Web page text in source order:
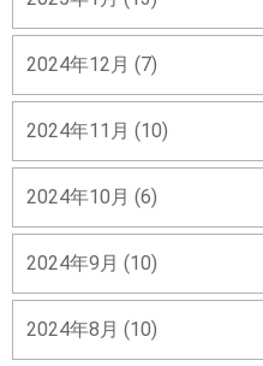
2024年12月 (7)
2024年11月 (10)
2024年10月 (6)
2024年9月 (10)
2024年8月 (10)